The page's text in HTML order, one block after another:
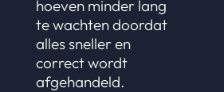
hoeven minder lang
te wachten doordat
alles sneller en
correct wordt
afgehandeld.